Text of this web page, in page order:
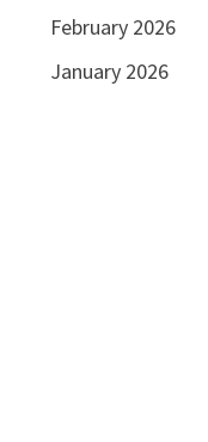
February 2026
January 2026